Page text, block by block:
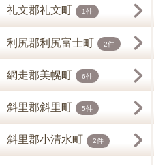
礼文郡礼文町 1件
利尻郡利尻富士町 2件
網走郡美幌町 6件
斜里郡斜里町 5件
斜里郡小清水町 2件